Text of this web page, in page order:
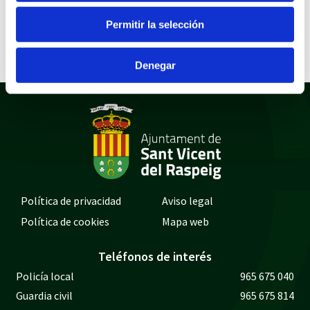
Permitir la selección
Denegar
ANUNCIO MESA CONTRATACION
Acuerdo declaración procedimientos
licitación desiertos
Política de privacidad
Aviso legal
Política de cookies
Mapa web
Teléfonos de interés
Policía local
965 675 040
Guardia civil
965 675 814